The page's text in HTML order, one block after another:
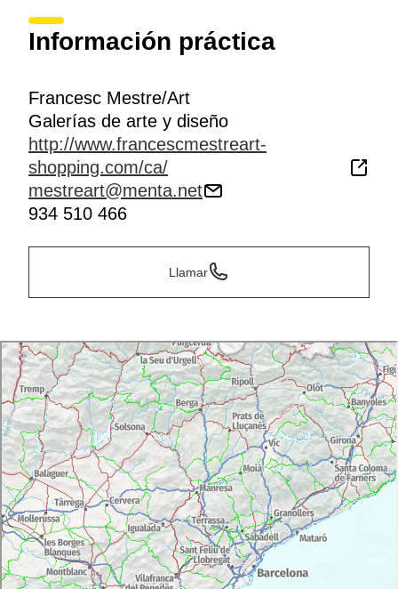
Información práctica
Francesc Mestre/Art
Galerías de arte y diseño
http://www.francescmestreart-
shopping.com/ca/
mestreart@menta.net
934 510 466
Llamar